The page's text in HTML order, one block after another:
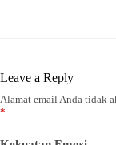
Leave a Reply
Alamat email Anda tidak
*